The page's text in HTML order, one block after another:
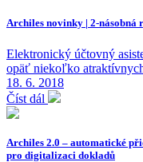
Archiles novinky | 2-
Elektronický účtovný
opäť niekoľko
18. 6. 2018
Číst dál
Archiles 2.0 – automatické
pro digitalizaci dokladů